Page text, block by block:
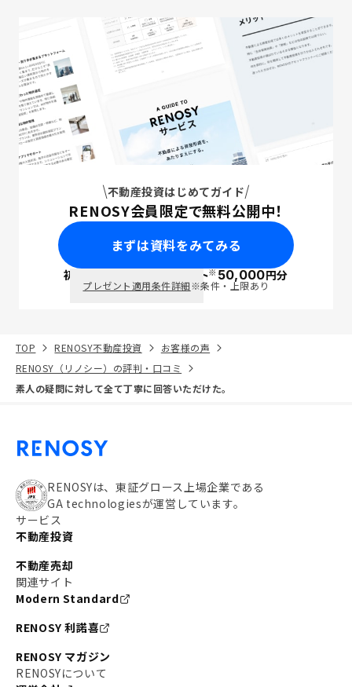
不動産投資はじめてガイド
RENOSY会員限定で無料公開中！
まずは資料をみてみる
初回面談で ポイント※50,000円分
プレゼント適用条件詳細※条件・上限あり
TOP RENOSY不動産投資
お客様の声
RENOSY（リノシー）の評判・口コミ
素人の疑問に対して全て丁寧に回答いただけた。
RENOSYは、東証グロース上場企業である
GA technologiesが運営しています。
サービス
不動産投資
不動産売却
関連サイト
Modern Standard
RENOSY 利諾喜
RENOSY マガジン
RENOSYについて